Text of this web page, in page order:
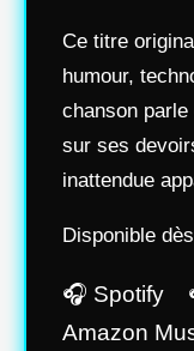
Ce titre
humour,
chanson
sur ses
inattendue
Disponible
🎧 Spotify
Amazon